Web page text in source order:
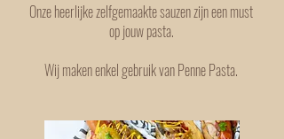
Onze heerlijke zelfgemaakte sauzen zijn een must
op jouw pasta.
Wij maken enkel gebruik van Penne Pasta.